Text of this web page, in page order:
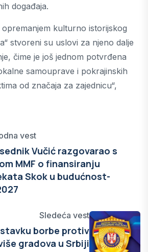
događaja.
opremanjem kulturno istorijskog
stvoreni su uslovi za njeno dalje
čime je još jednom potvrđena
samouprave i pokrajinskih
od značaja za zajednicu“,
vest
Vučić razgovarao s
MMF o finansiranju
Skok u budućnost-
Sledeća vest
borbe protiv
gradova u Srbiji